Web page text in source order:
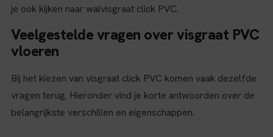
je ook kijken naar walvisgraat click PVC.
Veelgestelde vragen over visgraat PVC
vloeren
Bij het kiezen van visgraat click PVC komen vaak dezelfde
vragen terug. Hieronder vind je korte antwoorden over de
belangrijkste verschillen en eigenschappen.